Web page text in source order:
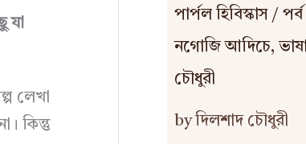
যা
লেখা
কিন্তু
পার্পল হিবিস্কাস /
নগোজি আদিচে,
চৌধুরী
by দিলশাদ চৌধুরী